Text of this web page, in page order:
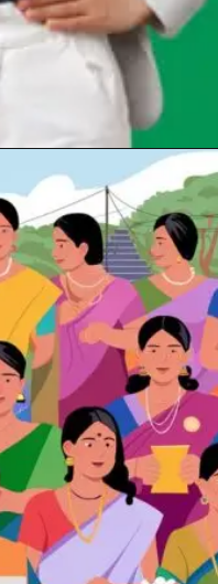
https://chat.whatsapp.com/KcbWNMzwyIFLDWtcyaI76u